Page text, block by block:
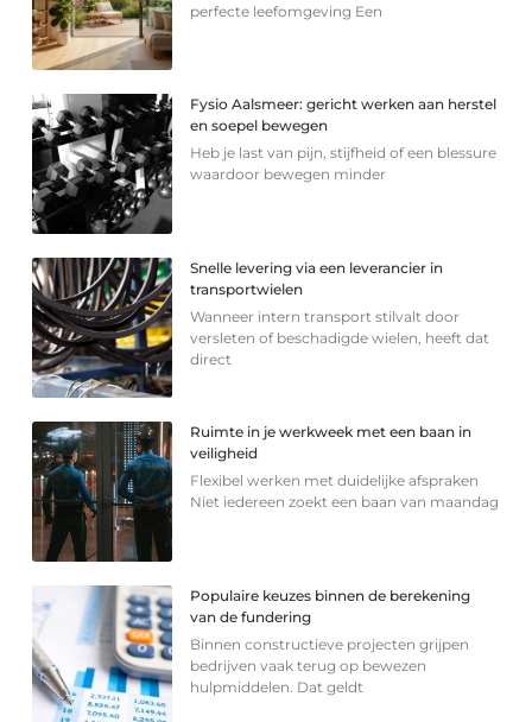
perfecte leefomgeving Een
Fysio Aalsmeer: gericht werken aan herstel
en soepel bewegen
Heb je last van pijn, stijfheid of een blessure
waardoor bewegen minder
Snelle levering via een leverancier in
transportwielen
Wanneer intern transport stilvalt door
versleten of beschadigde wielen, heeft dat
direct
Ruimte in je werkweek met een baan in
veiligheid
Flexibel werken met duidelijke afspraken
Niet iedereen zoekt een baan van maandag
Populaire keuzes binnen de berekening
van de fundering
Binnen constructieve projecten grijpen
bedrijven vaak terug op bewezen
hulpmiddelen. Dat geldt